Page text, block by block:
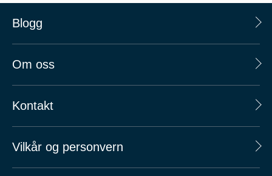
Blogg
Om oss
Kontakt
Vilkår og personvern